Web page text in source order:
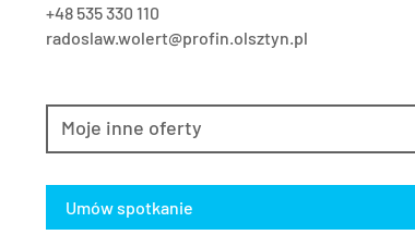
+48 535 330 110
radoslaw.wolert@profin.olsztyn.pl
Moje inne oferty
Umów spotkanie